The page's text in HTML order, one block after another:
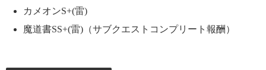
カメオンS+(雷)
魔道書SS+(雷)（サブクエストコンプリート報酬）